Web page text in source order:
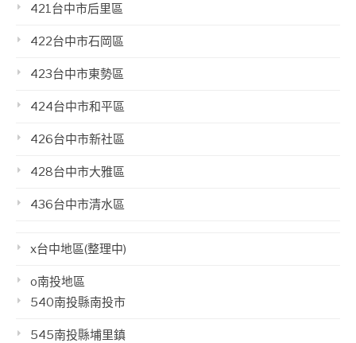
421台中市后里區
422台中市石岡區
423台中市東勢區
424台中市和平區
426台中市新社區
428台中市大雅區
436台中市清水區
x台中地區(整理中)
o南投地區
540南投縣南投市
545南投縣埔里鎮